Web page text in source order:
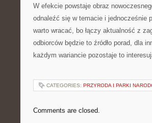
W efekcie powstaje obraz
odnaleźć się w temacie i jednocześnie
warto wracać, bo łączy aktualność z
odbiorców będzie to źródło porad, dla
każdym wariancie pozostaje to
CATEGORIES: PRZYRODA I PARKI
Comments are closed.